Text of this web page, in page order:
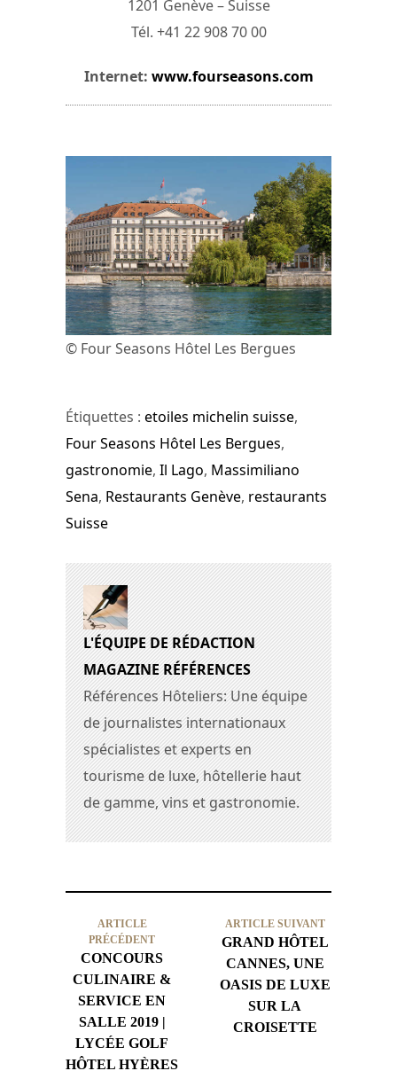
1201 Genève – Suisse
Tél. +41 22 908 70 00
Internet: www.fourseasons.com
© Four Seasons Hôtel Les Bergues
Étiquettes : etoiles michelin suisse,
Four Seasons Hôtel Les Bergues,
gastronomie, Il Lago, Massimiliano
Sena, Restaurants Genève, restaurants
Suisse
L'ÉQUIPE DE RÉDACTION
MAGAZINE RÉFÉRENCES
Références Hôteliers: Une équipe
de journalistes internationaux
spécialistes et experts en
tourisme de luxe, hôtellerie haut
de gamme, vins et gastronomie.
ARTICLE
PRÉCÉDENT
CONCOURS
CULINAIRE &
SERVICE EN
SALLE 2019 |
LYCÉE GOLF
HÔTEL HYÈRES
ARTICLE SUIVANT
GRAND HÔTEL
CANNES, UNE
OASIS DE LUXE
SUR LA
CROISETTE